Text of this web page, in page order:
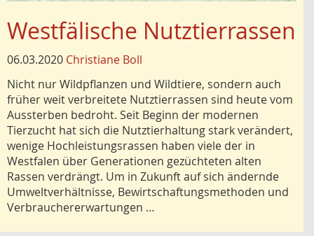
Westfälische Nutztierrassen
06.03.2020 Christiane Boll
Nicht nur Wildpflanzen und Wildtiere, sondern auch
früher weit verbreitete Nutztierrassen sind heute vom
Aussterben bedroht. Seit Beginn der modernen
Tierzucht hat sich die Nutztierhaltung stark verändert,
wenige Hochleistungsrassen haben viele der in
Westfalen über Generationen gezüchteten alten
Rassen verdrängt. Um in Zukunft auf sich ändernde
Umweltverhältnisse, Bewirtschaftungsmethoden und
Verbrauchererwartungen …